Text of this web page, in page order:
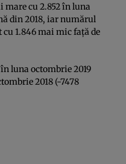
cu 2.852 în luna
din 2018, iar numărul
cu 1.846 mai mic faţă de
luna octombrie 2019
2018 (-7478